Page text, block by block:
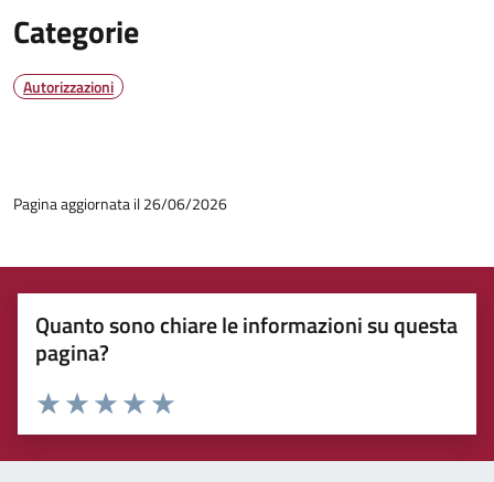
Categorie
Autorizzazioni
Pagina aggiornata il 26/06/2026
Quanto sono chiare le informazioni su questa
pagina?
Rating:
Valuta 5 stelle su 5
Valuta 4 stelle su 5
Valuta 3 stelle su 5
Valuta 2 stelle su 5
Valuta 1 stelle su 5